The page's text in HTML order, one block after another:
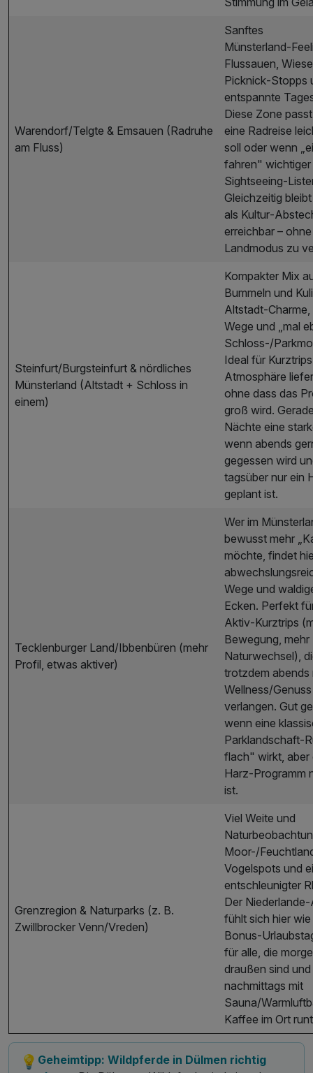
Warendorf/Telgte & Emsauen (Radruhe
am Fluss)
Sanftes
Flussauen,
Picknick‑Stopps
entspannte
Diese Zone
eine Radreise
soll oder wenn
fahren" wichtiger
Gleichzeitig
als
erreichbar –
Landmodus zu
Steinfurt/Burgsteinfurt & nördliches
Münsterland (Altstadt + Schloss in
einem)
Kompakter Mix
Bummeln und
Wege und „mal
Schloss-/
Ideal für
Atmosphäre
ohne dass das
groß wird.
Nächte eine
wenn abends
gegessen wird
tagsüber nur ein
geplant ist.
Tecklenburger Land/Ibbenbüren (mehr
Profil, etwas aktiver)
Wer im
bewusst mehr
möchte, findet
Wege und
Ecken. Perfekt
Aktiv‑Kurztrips
Bewegung, mehr
Naturwechsel),
trotzdem abends
Wellness/Genuss
verlangen. Gut
wenn eine
flach" wirkt, aber
Harz‑Programm
ist.
Grenzregion & Naturparks (z. B.
Zwillbrocker Venn/Vreden)
Viel Weite und
Moor-/
Vogelspots und
entschleunigter
Der
fühlt sich hier wie
für alle, die
draußen sind und
nachmittags mit
Sauna/
Kaffee im Ort
💡 Geheimtipp: Wildpferde in Dülmen richtig